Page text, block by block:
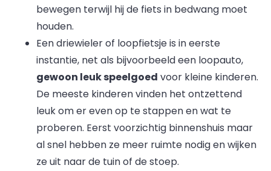
bewegen terwijl hij de fiets in bedwang moet
houden.
Een driewieler of loopfietsje is in eerste
instantie, net als bijvoorbeeld een loopauto,
gewoon leuk speelgoed voor kleine kinderen.
De meeste kinderen vinden het ontzettend
leuk om er even op te stappen en wat te
proberen. Eerst voorzichtig binnenshuis maar
al snel hebben ze meer ruimte nodig en wijken
ze uit naar de tuin of de stoep.